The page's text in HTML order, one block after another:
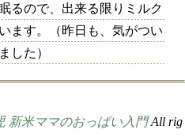
るので、出来る限りミルク
ます。（昨日も、気がつい
した）
新米ママのおっぱい入門All rig